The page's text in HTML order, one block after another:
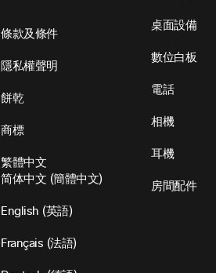
條款及條件
隱私權聲明
餅乾
商標
繁體中文
简体中文 (簡體中文)
English (英語)
Français (法語)
桌面設備
數位白板
電話
相機
耳機
房間配件